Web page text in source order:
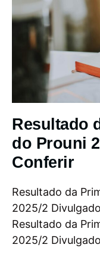
Resultado
do Prouni
Conferir
Resultado da
2025/2
Resultado da
2025/2